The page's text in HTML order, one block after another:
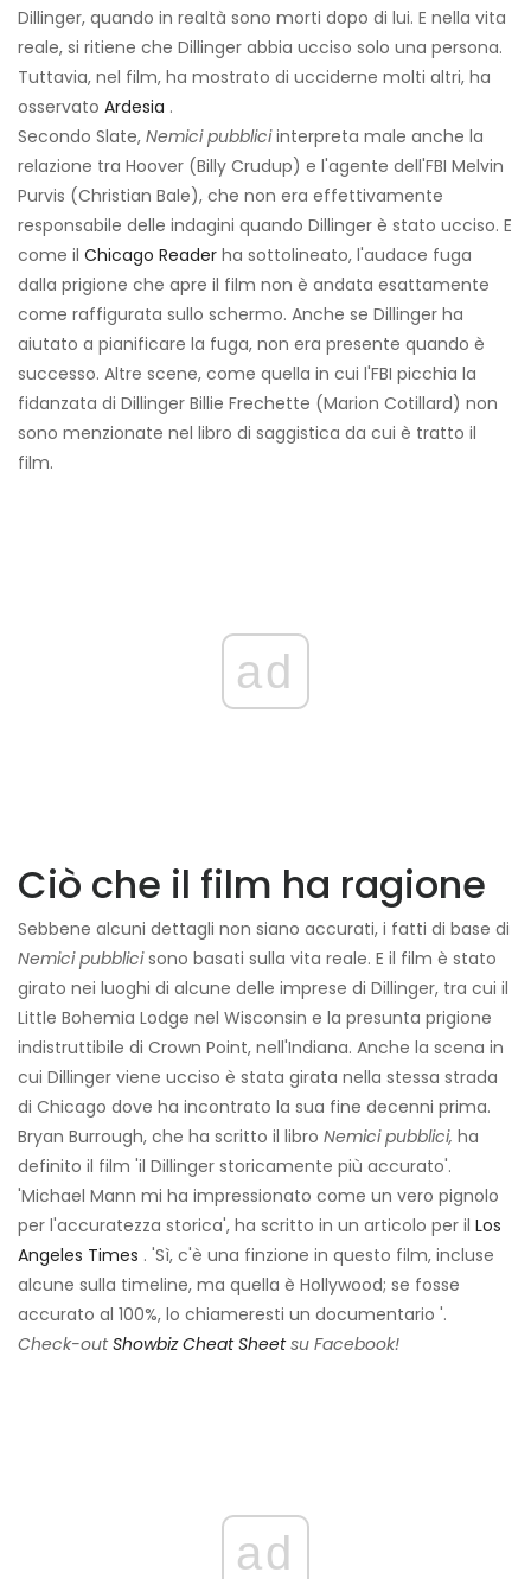
Dillinger, quando in realtà sono morti dopo di lui. E nella vita
reale, si ritiene che Dillinger abbia ucciso solo una persona.
Tuttavia, nel film, ha mostrato di ucciderne molti altri, ha
osservato Ardesia .
Secondo Slate, Nemici pubbliciinterpreta male anche la
relazione tra Hoover (Billy Crudup) e l'agente dell'FBI Melvin
Purvis (Christian Bale), che non era effettivamente
responsabile delle indagini quando Dillinger è stato ucciso. E
come il Chicago Reader ha sottolineato, l'audace fuga
dalla prigione che apre il film non è andata esattamente
come raffigurata sullo schermo. Anche se Dillinger ha
aiutato a pianificare la fuga, non era presente quando è
successo. Altre scene, come quella in cui l'FBI picchia la
fidanzata di Dillinger Billie Frechette (Marion Cotillard) non
sono menzionate nel libro di saggistica da cui è tratto il
film.
ad
Ciò che il film ha ragione
Sebbene alcuni dettagli non siano accurati, i fatti di base di
Nemici pubblicisono basati sulla vita reale. E il film è stato
girato nei luoghi di alcune delle imprese di Dillinger, tra cui il
Little Bohemia Lodge nel Wisconsin e la presunta prigione
indistruttibile di Crown Point, nell'Indiana. Anche la scena in
cui Dillinger viene ucciso è stata girata nella stessa strada
di Chicago dove ha incontrato la sua fine decenni prima.
Bryan Burrough, che ha scritto il libro Nemici pubblici, ha
definito il film 'il Dillinger storicamente più accurato'.
'Michael Mann mi ha impressionato come un vero pignolo
per l'accuratezza storica', ha scritto in un articolo per il Los
Angeles Times . 'Sì, c'è una finzione in questo film, incluse
alcune sulla timeline, ma quella è Hollywood; se fosse
accurato al 100%, lo chiameresti un documentario '.
Check-out Showbiz Cheat Sheet su Facebook!
ad